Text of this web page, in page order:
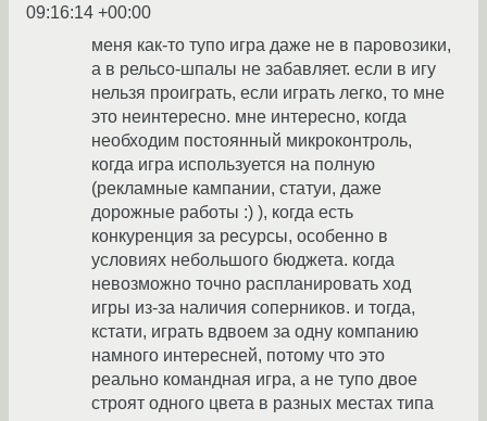
09:16:14 +00:00
меня как-то тупо игра даже не в паровозики,
а в рельсо-шпалы не забавляет. если в игу
нельзя проиграть, если играть легко, то мне
это неинтересно. мне интересно, когда
необходим постоянный микроконтроль,
когда игра используется на полную
(рекламные кампании, статуи, даже
дорожные работы :) ), когда есть
конкуренция за ресурсы, особенно в
условиях небольшого бюджета. когда
невозможно точно распланировать ход
игры из-за наличия соперников. и тогда,
кстати, играть вдвоем за одну компанию
намного интересней, потому что это
реально командная игра, а не тупо двое
строят одного цвета в разных местах типа